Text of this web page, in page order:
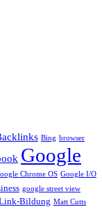
Bing browser
Google
Chrome OS Google I/O
google street view
Bildung Matt Cutts